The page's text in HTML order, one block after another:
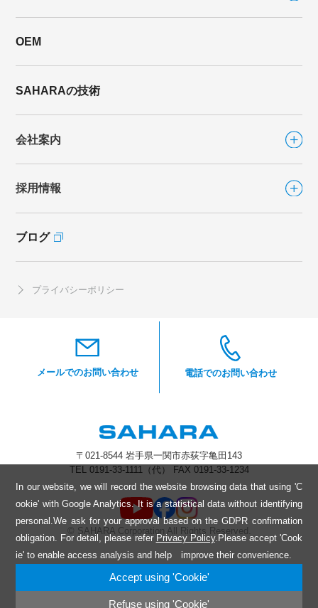
メールでのお問い合わせ 電話でのお問い合わせ
〒021-8544 岩手県一関市赤荻字亀田143
TEL 0191-33-1111（代） FAX 0191-33-1234
自社製品TOP
シリーズから選ぶ
ブレスシリーズ
ルーバーブレス
湯快ルーバーブレス
カンキクールN
ミニクール
ツーキガラリ
可動ガラリAF（オールフリー）
オーダーガラリＮ
デイリーブレス
OEM
SAHARAの技術
会社案内
会社案内TOP
社長あいさつ
沿革
採用情報
採用情報TOP
ブログ
プライバシーポリシー
© SAHARA Corporation All Rights Reserved.
In our website, we will record the website browsing data that using 'C
ookie' with Google Analytics. It is a statistical data without identifying
personal.We ask for your approval based on the GDPR confirmation
obligation. For detail, please refer Privacy Policy. Please accept 'Cook
ie' to enable access analysis and help improve their convenience.
Accept using 'Cookie'
Refuse using 'Cookie'